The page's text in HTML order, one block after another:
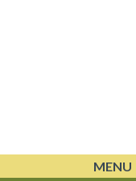
MENU